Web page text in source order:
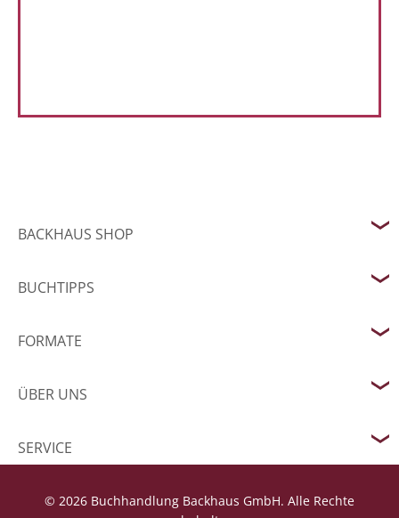
BACKHAUS SHOP
BUCHTIPPS
FORMATE
ÜBER UNS
SERVICE
© 2026 Buchhandlung Backhaus GmbH. Alle Rechte